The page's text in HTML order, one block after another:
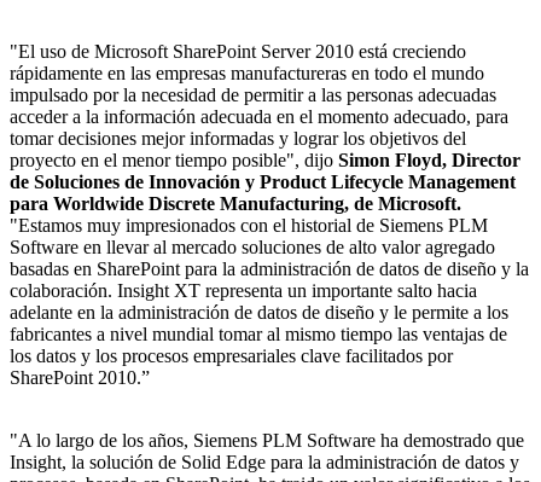
"El uso de Microsoft SharePoint Server 2010 está creciendo
rápidamente en las empresas manufactureras en todo el mundo
impulsado por la necesidad de permitir a las personas adecuadas
acceder a la información adecuada en el momento adecuado, para
tomar decisiones mejor informadas y lograr los objetivos del
proyecto en el menor tiempo posible", dijo Simon Floyd, Director
de Soluciones de Innovación y Product Lifecycle Management
para Worldwide Discrete Manufacturing, de Microsoft.
"Estamos muy impresionados con el historial de Siemens PLM
Software en llevar al mercado soluciones de alto valor agregado
basadas en SharePoint para la administración de datos de diseño y la
colaboración. Insight XT representa un importante salto hacia
adelante en la administración de datos de diseño y le permite a los
fabricantes a nivel mundial tomar al mismo tiempo las ventajas de
los datos y los procesos empresariales clave facilitados por
SharePoint 2010.”
"A lo largo de los años, Siemens PLM Software ha demostrado que
Insight, la solución de Solid Edge para la administración de datos y